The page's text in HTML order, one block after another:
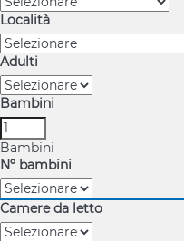
Località
Adulti
Bambini
Bambini
Nº bambini
Camere da letto